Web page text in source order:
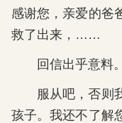
感谢您，亲爱的爸
救了出来，……
回信出乎意料
服从吧，否则
孩子。我还不了解